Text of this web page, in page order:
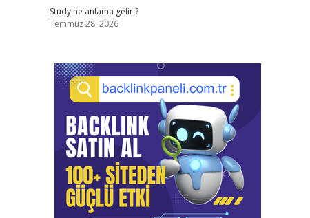
Study ne anlama gelir ?
Temmuz 28, 2026